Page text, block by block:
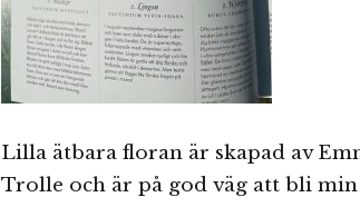
Lilla ätbara floran är skapad av
Trolle och är på god väg att bli